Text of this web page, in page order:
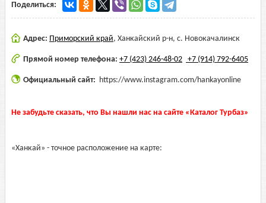
Поделиться:
Адрес: Приморский край, Ханкайский р-н, с. Новокачалинск
Прямой номер телефона: +7 (423) 246-48-02 +7 (914) 792-6405
Официальный сайт: https://www.instagram.com/hankayonline
Не забудьте сказать, что Вы нашли нас на сайте «Каталог Турбаз»
«Ханкай» - точное расположение на карте: